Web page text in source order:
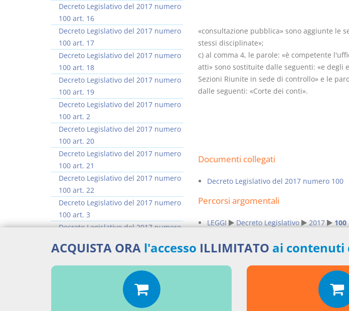
«consultazione pubblica» sono aggiunte le
stessi disciplinate»;
c) al comma 4, le parole: «è competente
atti» sono sostituite dalle seguenti: «e degli
Sezioni Riunite in sede di controllo» e le
dalle seguenti: «Corte dei conti».
Documenti collegati
Decreto Legislativo del 2017 numero 100
Percorsi argomentali
LEGGI Decreto Legislativo 2017 100
Aggiungi un commento
Decreto Legislativo del 2017 numero
100 art. 16
Decreto Legislativo del 2017 numero
100 art. 17
Decreto Legislativo del 2017 numero
100 art. 18
Decreto Legislativo del 2017 numero
100 art. 19
Decreto Legislativo del 2017 numero
100 art. 2
Decreto Legislativo del 2017 numero
100 art. 20
Decreto Legislativo del 2017 numero
100 art. 21
Decreto Legislativo del 2017 numero
100 art. 22
Decreto Legislativo del 2017 numero
100 art. 3
Decreto Legislativo del 2017 numero
Decreto Legislativo del 2017 numero
100 art. 5
Decreto Legislativo del 2017 numero
>> Vai all'argomento completo
ACQUISTA ORA l'accesso ILLIMITATO ai contenuti